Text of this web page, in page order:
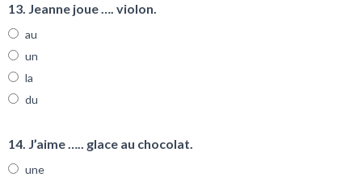
13. Jeanne joue …. violon.
au
un
la
du
14. J’aime ….. glace au chocolat.
une